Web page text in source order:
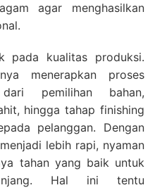
agar menghasilkan
pada kualitas produksi.
menerapkan proses
pemilihan bahan,
hingga tahap finishing
pelanggan. Dengan
lebih rapi, nyaman
tahan yang baik untuk
Hal ini tentu